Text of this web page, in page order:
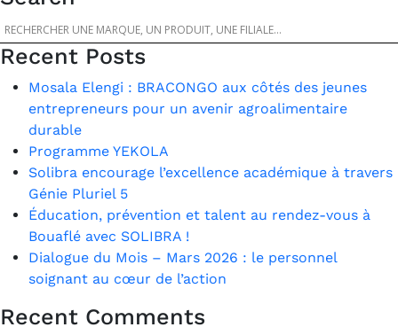
articles
Recent Posts
Mosala Elengi : BRACONGO aux côtés des jeunes
entrepreneurs pour un avenir agroalimentaire
durable
Programme YEKOLA
Solibra encourage l’excellence académique à travers
Génie Pluriel 5
Éducation, prévention et talent au rendez-vous à
Bouaflé avec SOLIBRA !
Dialogue du Mois – Mars 2026 : le personnel
soignant au cœur de l’action
Recent Comments